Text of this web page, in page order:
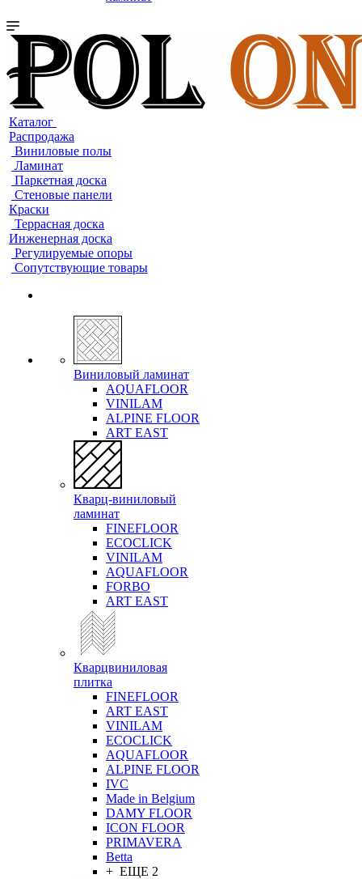
Каталог
Распродажа
Виниловые полы
Ламинат
Паркетная доска
Стеновые панели
Краски
Террасная доска
Инженерная доска
Регулируемые опоры
Сопутствующие товары
Виниловый ламинат
AQUAFLOOR
VINILAM
ALPINE FLOOR
ART EAST
Кварц-виниловый
ламинат
FINEFLOOR
ECOCLICK
VINILAM
AQUAFLOOR
FORBO
ART EAST
Кварцвиниловая
плитка
FINEFLOOR
ART EAST
VINILAM
ECOCLICK
AQUAFLOOR
ALPINE FLOOR
IVC
Made in Belgium
DAMY FLOOR
ICON FLOOR
PRIMAVERA
Betta
+ ЕЩЕ 2